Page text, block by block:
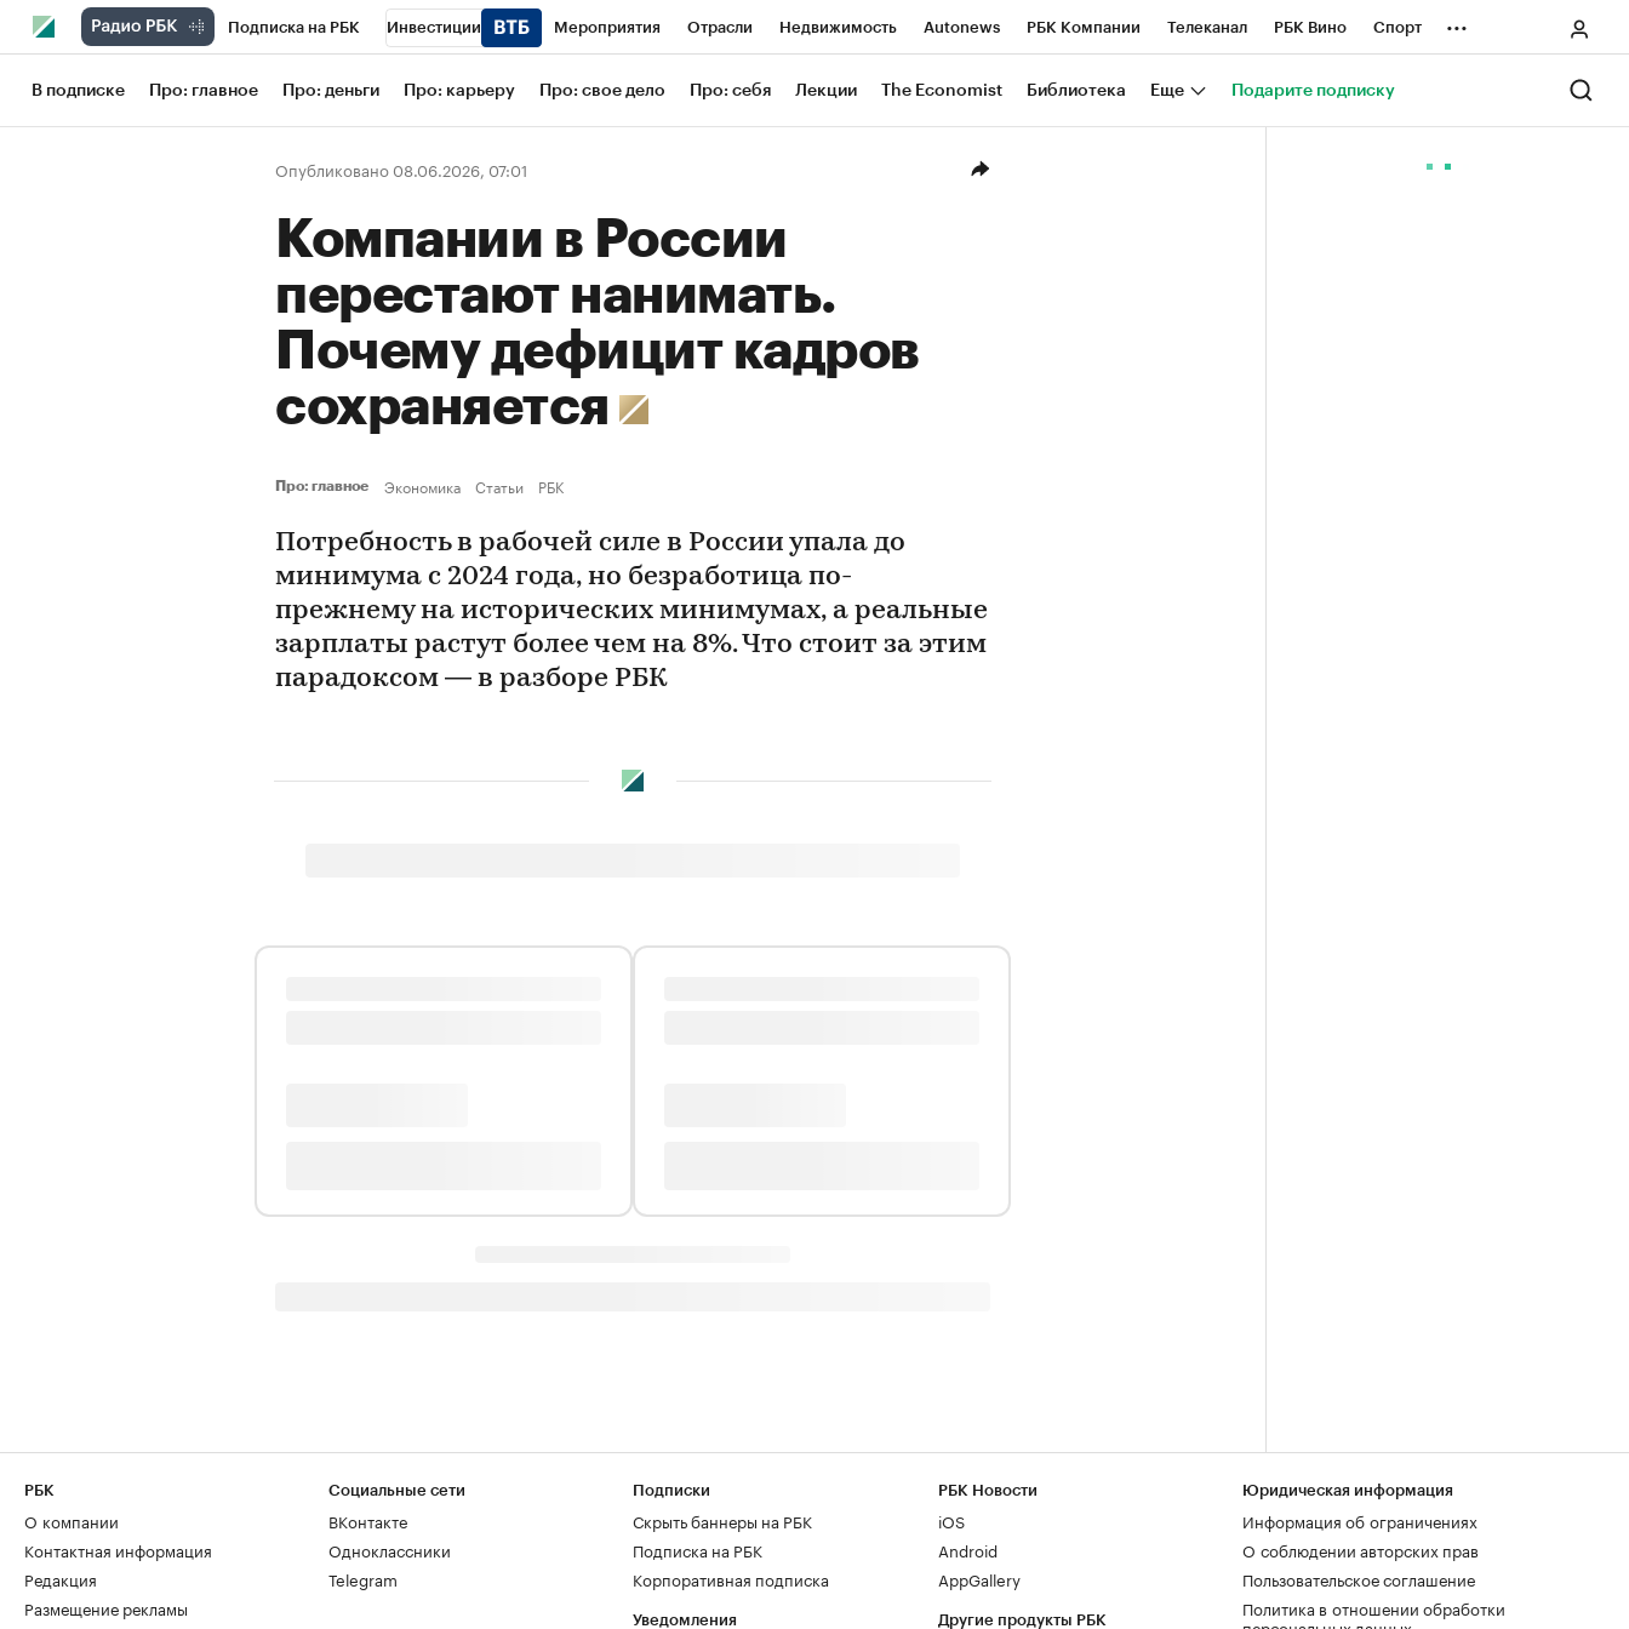
Подписка на РБК Инвестиции Мероприятия Отрасли Недвижимость Autonews РБК Компании Телеканал РБК Вино Спорт
Школа управления РБК РБК Образование РБК Life Тренды Визионеры Национальные проекты Город
Рынок наличной валюты
...
В подписке Про: главное Про: деньги Про: карьеру Про: свое дело Про: себя Лекции The Economist Библиотека Еще Подарите подписку
Опубликовано 08.06.2026, 07:01
Компании в России
перестают нанимать.
Почему дефицит кадров
сохраняется
Про: главное Экономика Статьи РБК
Потребность в рабочей силе в России упала до
минимума с 2024 года, но безработица по-
прежнему на исторических минимумах, а реальные
зарплаты растут более чем на 8%. Что стоит за этим
парадоксом — в разборе РБК
РБК
О компании
Контактная информация
Редакция
Размещение рекламы
Социальные сети
ВКонтакте
Одноклассники
Telegram
Подписки
Скрыть баннеры на РБК
Подписка на РБК
Корпоративная подписка
Уведомления
РБК Новости
iOS
Android
AppGallery
Другие продукты РБК
Юридическая информация
Информация об ограничениях
О соблюдении авторских прав
Пользовательское соглашение
Политика в отношении обработки